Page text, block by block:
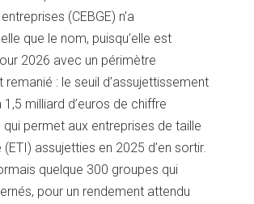
(CEBGE) n’a
que le nom, puisqu’elle est
2026 avec un périmètre
remanié : le seuil d’assujettissement
milliard d’euros de chiffre
qui permet aux entreprises de taille
assujetties en 2025 d’en sortir.
quelque 300 groupes qui
pour un rendement attendu